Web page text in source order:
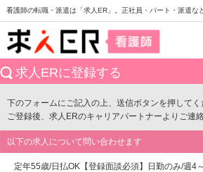
看護師の転職・派遣は「求人ER」。正社員・パート・派遣な
求人ERに登録する
下のフォームにご記入の上、送信ボタンを押してく
ご登録後、求人ERのキャリアパートナーよりご連
以下の求人について問い合わせます
定年55歳/日払OK【登録面談必須】日勤のみ/週